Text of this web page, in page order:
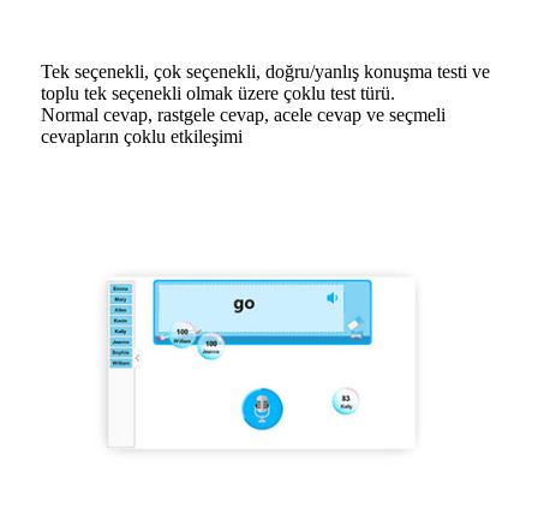
Tek seçenekli, çok seçenekli, doğru/yanlış konuşma testi ve
toplu tek seçenekli olmak üzere çoklu test türü.
Normal cevap, rastgele cevap, acele cevap ve seçmeli
cevapların çoklu etkileşimi